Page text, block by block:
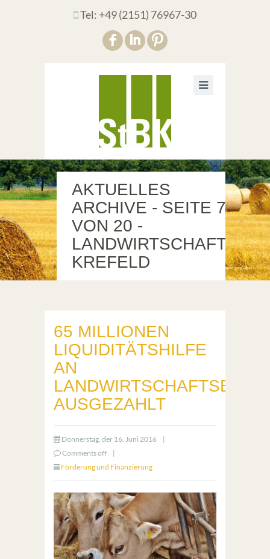
F I :
Tel: +49 (2151) 76967-30
AKTUELLES
ARCHIVE - SEITE 7
VON 20 -
LANDWIRTSCHAFT
KREFELD
65 MILLIONEN
LIQUIDITÄTSHILFE
AN
AUSGEZAHLT
Donnerstag, der 16. Juni 2016
|
Comments off
|
Förderung und Finanzierung